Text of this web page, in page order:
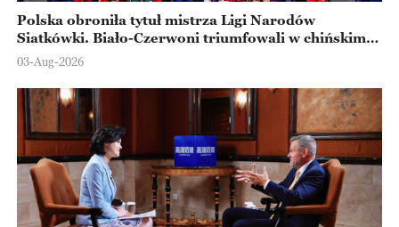
Polska obroniła tytuł mistrza Ligi Narodów
Siatkówki. Biało-Czerwoni triumfowali w chińskim
Ningbo
03-Aug-2026